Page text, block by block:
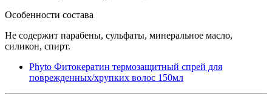
Особенности состава
Не содержит парабены, сульфаты, минеральное масло,
силикон, спирт.
Phyto Фитокератин термозащитный спрей для
поврежденных/хрупких волос 150мл